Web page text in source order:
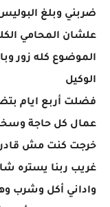
ضربني وبلغ
علشان المحامي
الموضوع كله زور
الوكيل
فضلت أربع ايام
عمال كل حاجة
خرجت كنت مش قادر
غريب ربنا يستره
واداني أكل وشرب